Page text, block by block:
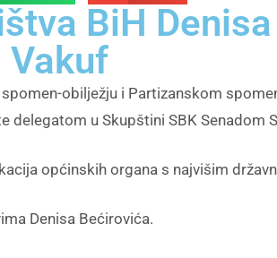
BiH
Vakuf
obilježju i Partizanskom
delegatom u Skupštini SBK Senadom
općinskih organa s najvišim
Denisa Bećirovića.